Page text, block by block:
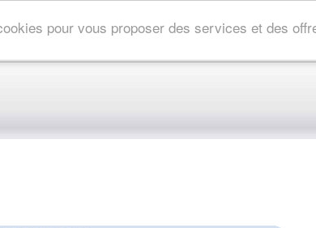
pour vous proposer des services et des